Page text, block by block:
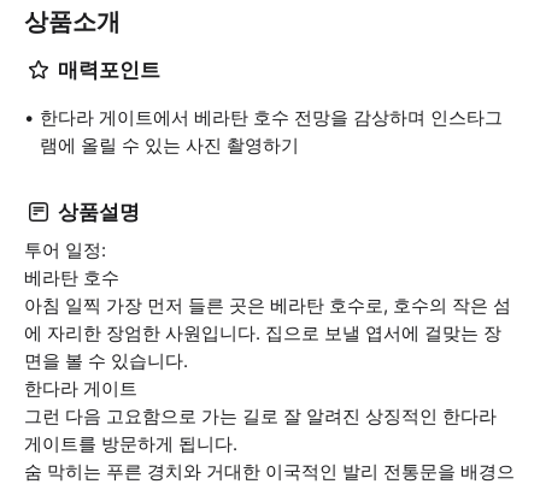
상품소개
매력포인트
한다라 게이트에서 베라탄 호수 전망을 감상하며 인스타그
램에 올릴 수 있는 사진 촬영하기
상품설명
투어 일정:
베라탄 호수
아침 일찍 가장 먼저 들른 곳은 베라탄 호수로, 호수의 작은 섬
에 자리한 장엄한 사원입니다. 집으로 보낼 엽서에 걸맞는 장
면을 볼 수 있습니다.
한다라 게이트
그런 다음 고요함으로 가는 길로 잘 알려진 상징적인 한다라
게이트를 방문하게 됩니다.
숨 막히는 푸른 경치와 거대한 이국적인 발리 전통문을 배경으